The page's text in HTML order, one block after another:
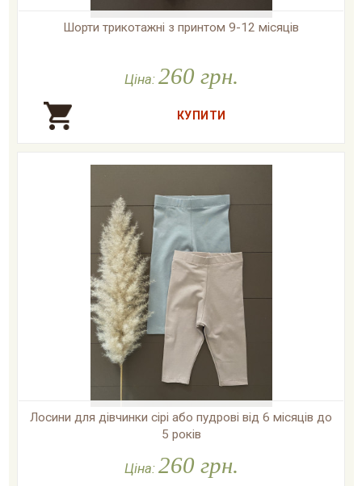
Шорти трикотажні з принтом 9-12 місяців
Ціна: 260 грн.
Лосини для дівчинки сірі або пудрові від 6 місяців до
5 років
У наявності
Ціна: 260 грн.